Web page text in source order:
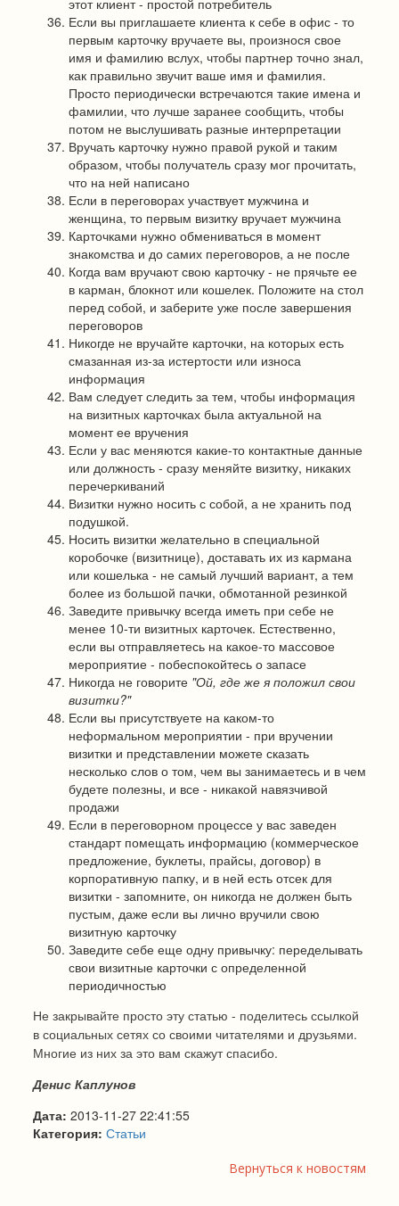
этот клиент - простой потребитель
Если вы приглашаете клиента к себе в офис - то
первым карточку вручаете вы, произнося свое
имя и фамилию вслух, чтобы партнер точно знал,
как правильно звучит ваше имя и фамилия.
Просто периодически встречаются такие имена и
фамилии, что лучше заранее сообщить, чтобы
потом не выслушивать разные интерпретации
Вручать карточку нужно правой рукой и таким
образом, чтобы получатель сразу мог прочитать,
что на ней написано
Если в переговорах участвует мужчина и
женщина, то первым визитку вручает мужчина
Карточками нужно обмениваться в момент
знакомства и до самих переговоров, а не после
Когда вам вручают свою карточку - не прячьте ее
в карман, блокнот или кошелек. Положите на стол
перед собой, и заберите уже после завершения
переговоров
Никогде не вручайте карточки, на которых есть
смазанная из-за истертости или износа
информация
Вам следует следить за тем, чтобы информация
на визитных карточках была актуальной на
момент ее вручения
Если у вас меняются какие-то контактные данные
или должность - сразу меняйте визитку, никаких
перечеркиваний
Визитки нужно носить с собой, а не хранить под
подушкой.
Носить визитки желательно в специальной
коробочке (визитнице), доставать их из кармана
или кошелька - не самый лучший вариант, а тем
более из большой пачки, обмотанной резинкой
Заведите привычку всегда иметь при себе не
менее 10-ти визитных карточек. Естественно,
если вы отправляетесь на какое-то массовое
мероприятие - побеспокойтесь о запасе
Никогда не говорите "Ой, где же я положил свои
визитки?"
Если вы присутствуете на каком-то
неформальном мероприятии - при вручении
визитки и представлении можете сказать
несколько слов о том, чем вы занимаетесь и в чем
будете полезны, и все - никакой навязчивой
продажи
Если в переговорном процессе у вас заведен
стандарт помещать информацию (коммерческое
предложение, буклеты, прайсы, договор) в
корпоративную папку, и в ней есть отсек для
визитки - запомните, он никогда не должен быть
пустым, даже если вы лично вручили свою
визитную карточку
Заведите себе еще одну привычку: переделывать
свои визитные карточки с определенной
периодичностью
Не закрывайте просто эту статью - поделитесь ссылкой
в социальных сетях со своими читателями и друзьями.
Многие из них за это вам скажут спасибо.
Денис Каплунов
Дата: 2013-11-27 22:41:55
Категория: Статьи
Вернуться к новостям